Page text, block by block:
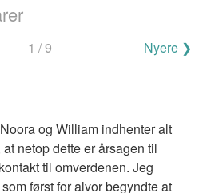
1 / 9 Nyere ❯
og William indhenter alt
netop dette er årsagen til
til omverdenen. Jeg
først for alvor begyndte at